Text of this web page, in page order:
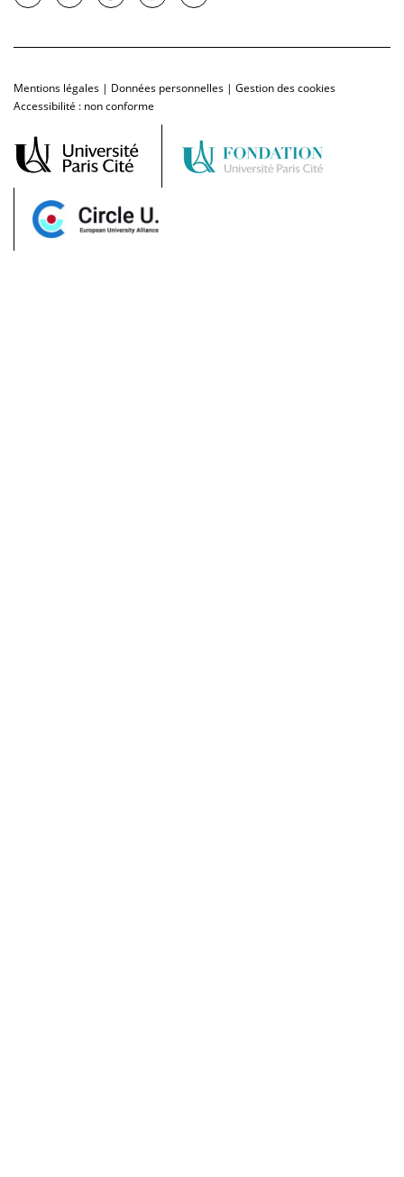
Mentions légales | Données personnelles | Gestion des cookies
Accessibilité : non conforme